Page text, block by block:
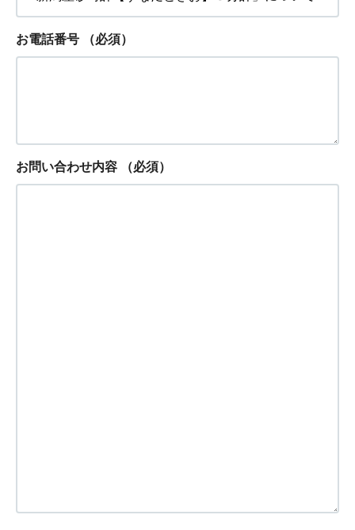
お電話番号 （必須）
お問い合わせ内容 （必須）